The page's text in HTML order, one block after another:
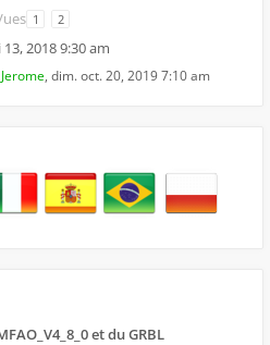
1 2
2018 9:30 am
Jerome, dim. oct. 20, 2019 7:10 am
et du GRBL